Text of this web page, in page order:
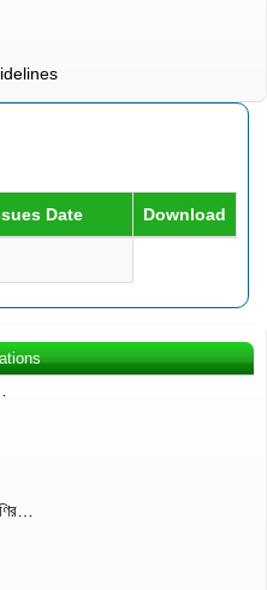
Date Download